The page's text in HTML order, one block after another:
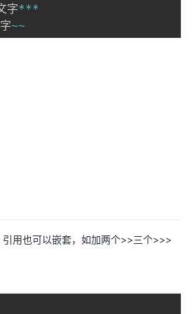
字***
~~
用也可以嵌套，如加两个>>三个>>>